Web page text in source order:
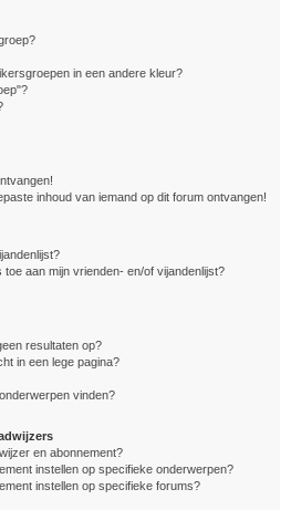
in een andere kleur?
inhoud van iemand op dit forum ontvangen!
aan mijn vrienden- en/of vijandenlijst?
resultaten op?
in een lege pagina?
vinden?
en abonnement?
instellen op specifieke onderwerpen?
instellen op specifieke forums?